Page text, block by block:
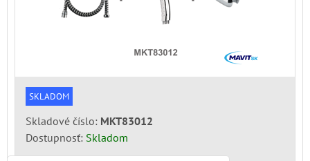
SKLADOM
Skladové číslo: MKT83012
Dostupnosť: Skladom